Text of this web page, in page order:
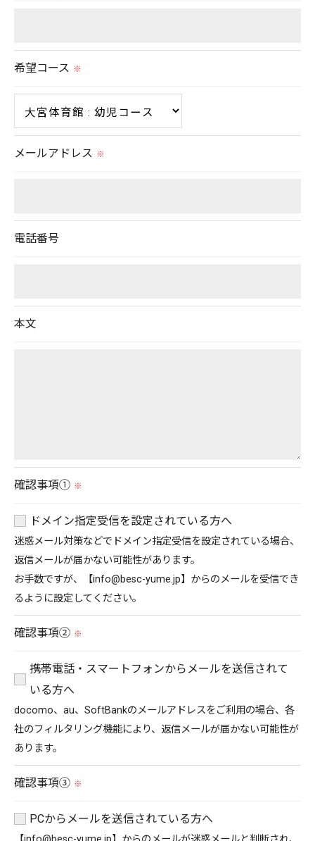
＜個人情報の委託について＞
これらの委託先に対しては個人情報保護契約等の措
予めご了承ください。
す。
個人情報の開示･訂正･削除・利用停止の具体的手続
きにつきましては、お電話でお問合せ下さい。
希望コース ※
メールアドレス ※
電話番号
本文
確認事項① ※
ドメイン指定受信を設定されている方へ
迷惑メール対策などでドメイン指定受信を設定されている場合、
返信メールが届かない可能性があります。
お手数ですが、【info@besc-yume.jp】からのメールを受信でき
るように設定してください。
確認事項② ※
携帯電話・スマートフォンからメールを送信されて
いる方へ
docomo、au、SoftBankのメールアドレスをご利用の場合、各
社のフィルタリング機能により、返信メールが届かない可能性が
あります。
確認事項③ ※
PCからメールを送信されている方へ